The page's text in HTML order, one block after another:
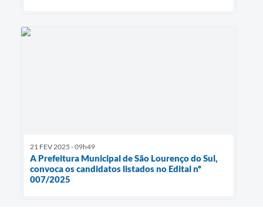
21 FEV 2025 - 09h49
A Prefeitura Municipal de São Lourenço do Sul,
convoca os candidatos listados no Edital nº
007/2025